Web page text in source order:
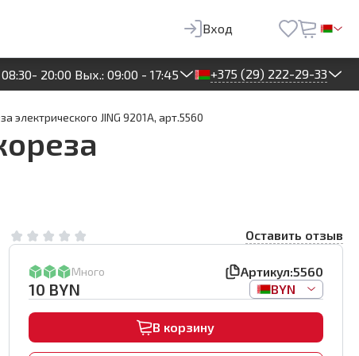
Вход
20:00 Вых.: 09:00 - 17:45 +375 (29) 222-29-33
В корзину
электрического JING 9201A, арт.5560
Оставить отзыв
Много Артикул:5560
10 BYN BYN
В корзину